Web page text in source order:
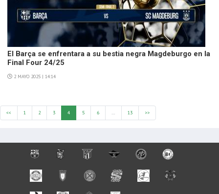
El Barça se enfrentara a su bestia negra Magdeburgo en la
Final Four 24/25
2 MAYO 2025 | 14:14
<< 1 2 3 4 5 6 … 13 >>